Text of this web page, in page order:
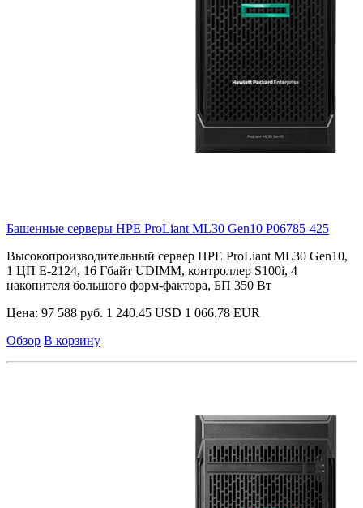
Башенные серверы HPE ProLiant ML30 Gen10 P06785-425
Высокопроизводительный сервер HPE ProLiant ML30 Gen10,
1 ЦП E-2124, 16 Гбайт UDIMM, контроллер S100i, 4
накопителя большого форм-фактора, БП 350 Вт
Цена: 97 588 руб. 1 240.45 USD 1 066.78 EUR
Обзор В корзину